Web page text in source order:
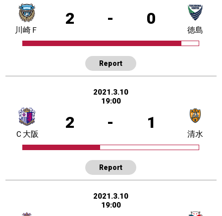
2 - 0
川崎Ｆ 徳島
Report
2021.3.10
19:00
2 - 1
Ｃ大阪 清水
Report
2021.3.10
19:00